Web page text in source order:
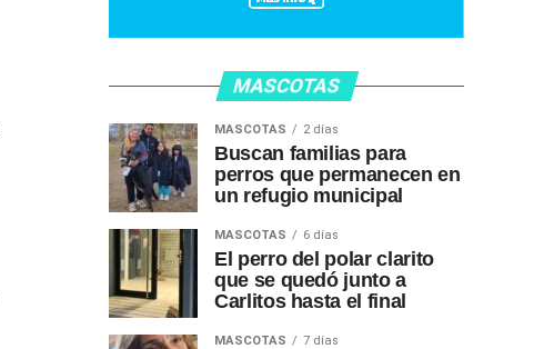
MASCOTAS
MASCOTAS 2 días
Buscan familias para
perros que permanecen en
un refugio municipal
MASCOTAS 6 días
El perro del polar clarito
que se quedó junto a
Carlitos hasta el final
MASCOTAS 7 días